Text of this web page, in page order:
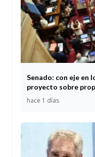
Senado: con eje en
proyecto sobre
hace 1 días